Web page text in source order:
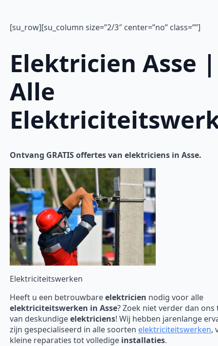
[su_row][su_column size=”2/3″ center=”no” class=””]
Elektricien Asse |
Alle
Ontvang GRATIS offertes van elektriciens in Asse.
Elektriciteitswerken
Heeft u een betrouwbareelektricien nodig voor alle
elektriciteitswerken in Asse? Zoek niet verder dan ons
van deskundigeelektriciens! Wij hebben jarenlange
zijn gespecialiseerd in alle soorten elektriciteitswerken,
kleine reparaties tot volledige installaties.